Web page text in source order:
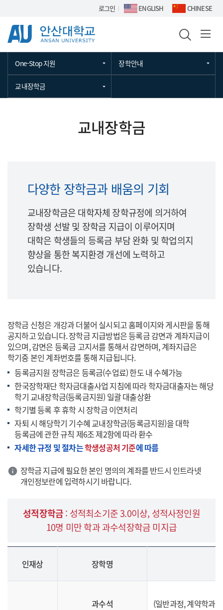
Skip Menu로그인 ENGLISH CHINESE
One-Stop 지원 장학안내
교내장학금
교내장학금
다양한 장학금과 배움의 기회
교내장학금은 대학자체 장학규정에 의거하여
장학생 선발 및 장학금 지급이 이루어지며
대학은 학생들의 등록금 부담 완화 및 학업의지
향상을 통한 복지환경 개선에 노력하고
있습니다.
장학금 신청은 개강과 더불어 실시되고 홈페이지와 게시판을 통해
공지하고 있습니다. 장학금 지급방법은 등록금 감면과 계좌지급이
있으며, 감면은 등록금 고지서를 통해서 감면하며, 계좌지급은
학기중 본인 계좌번호를 통해 지급됩니다.
등록금지원 장학금은 등록금(수업료) 한도 내 수혜가능
한국장학재단 학자금대출사업 지침에 따라 학자금대출자는 해당
학기 교내장학금(등록금지원) 일괄 대출상환
학기별 등록 후 휴학 시 장학금 이연처리
자퇴 시 해당학기 기수혜 교내장학금(등록금지원)을 대학
등록금에 관한 규칙 제6조 제2항에 따라 환수
자세한 규정 및 절차는학생성공처 기준에 따름
장학금 지급에 필요한 본인 명의의 계좌를 반드시 인트라넷
개인정보란에 입력하시기 바랍니다.
성적장학금: 성적최소기준 3.0이상, 성적사정인원
10명 미만 학과 과수석장학금 미지급
인재상 장학명
과수석 (일반과정, 계약학과)